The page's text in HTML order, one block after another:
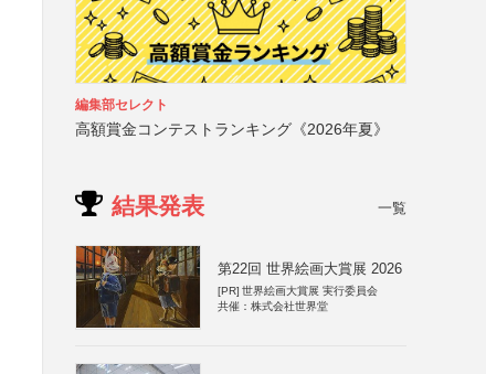
編集部セレクト
高額賞金コンテストランキング《2026年夏》
結果発表 一覧
第22回 世界絵画大賞展 2026
[PR] 世界絵画大賞展 実行委員会
共催：株式会社世界堂